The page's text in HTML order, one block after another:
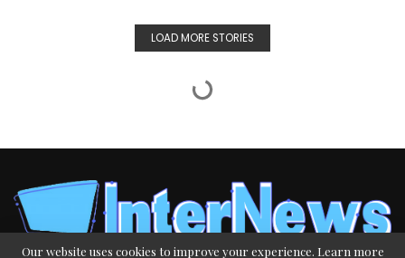
LOAD MORE STORIES
Jakie są najpopularniejsze rodzaje wad
zgryzu?
by
redakcja serwisu 17 maja 2023
Our website uses cookies to improve your experience. Learn more